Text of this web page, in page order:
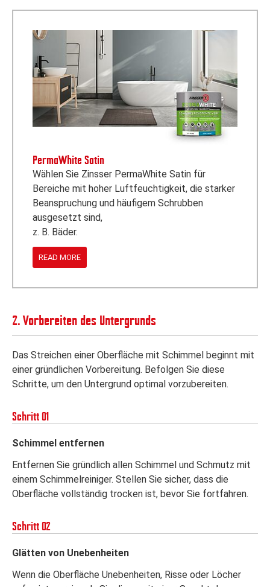
PermaWhite Satin
Wählen Sie Zinsser PermaWhite Satin für
Bereiche mit hoher Luftfeuchtigkeit, die starker
Beanspruchung und häufigem Schrubben
ausgesetzt sind,
z. B. Bäder.
READ MORE
2. Vorbereiten des Untergrunds
Das Streichen einer Oberfläche mit Schimmel beginnt mit
einer gründlichen Vorbereitung. Befolgen Sie diese
Schritte, um den Untergrund optimal vorzubereiten.
Schritt 01
Schimmel entfernen
Entfernen Sie gründlich allen Schimmel und Schmutz mit
einem Schimmelreiniger. Stellen Sie sicher, dass die
Oberfläche vollständig trocken ist, bevor Sie fortfahren.
Schritt 02
Glätten von Unebenheiten
Wenn die Oberfläche Unebenheiten, Risse oder Löcher